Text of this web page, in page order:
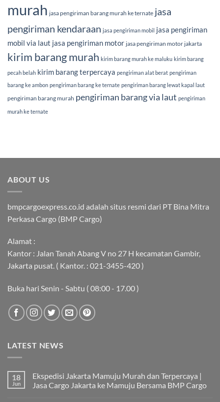
murah jasa pengiriman barang murah ke ternate jasa
pengiriman kendaraan jasa pengiriman mobil jasa pengiriman
mobil via laut jasa pengiriman motor jasa pengiriman motor jakarta
kirim barang murah kirim barang murah ke maluku kirim barang
pecah belah kirim barang terpercaya pengiriman alat berat pengiriman
barang ke ambon pengiriman barang ke ternate pengiriman barang lewat kapal laut
pengiriman barang murah pengiriman barang via laut pengiriman
murah ke ternate
ABOUT US
bmpcargoexpress.co.id adalah situs resmi dari PT Bina Mitra
Perkasa Cargo (BMP Cargo)
Alamat :
Kantor : Jalan Tanah Abang V no 27 H kecamatan Gambir,
Jakarta pusat. ( Kantor. : 021-3455-420 )
Buka hari Senin - Sabtu ( 08:00 - 17.00 )
LATEST NEWS
18
Jun
Ekspedisi Jakarta Mamuju Murah dan Terpercaya |
Jasa Cargo Jakarta ke Mamuju Bersama BMP Cargo